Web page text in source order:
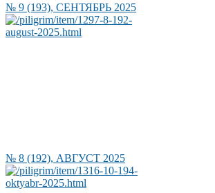
№ 9 (193), СЕНТЯБРЬ 2025
№ 8 (192), АВГУСТ 2025